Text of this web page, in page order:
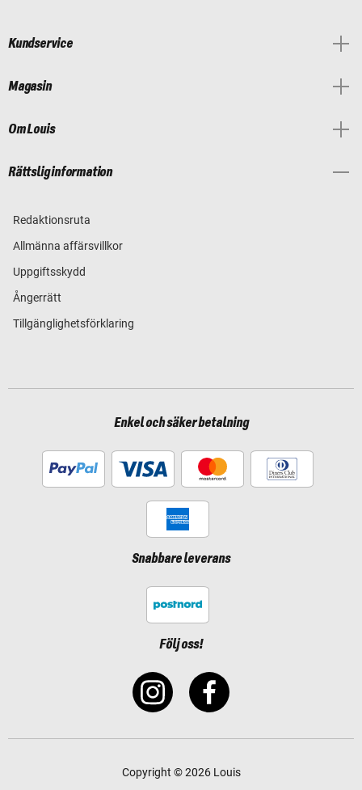
Kundservice
Magasin
Om Louis
Rättslig information
Redaktionsruta
Allmänna affärsvillkor
Uppgiftsskydd
Ångerrätt
Tillgänglighetsförklaring
Enkel och säker betalning
Snabbare leverans
Följ oss!
Copyright © 2026 Louis